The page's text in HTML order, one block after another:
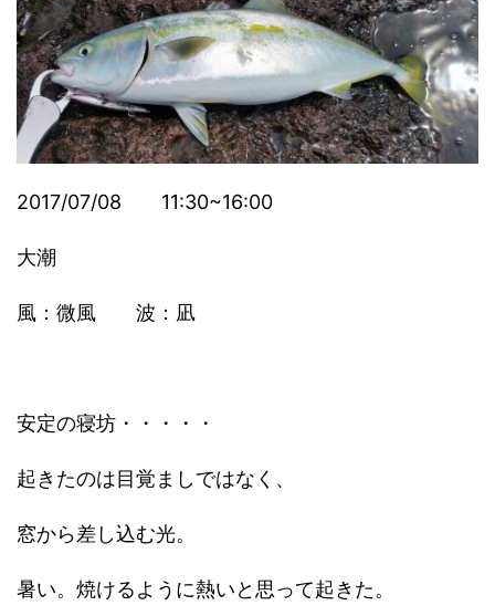
2017/07/08 11:30~16:00
大潮
風：微風 波：凪
安定の寝坊・・・・・
起きたのは目覚ましではなく、
窓から差し込む光。
暑い。焼けるように熱いと思って起きた。